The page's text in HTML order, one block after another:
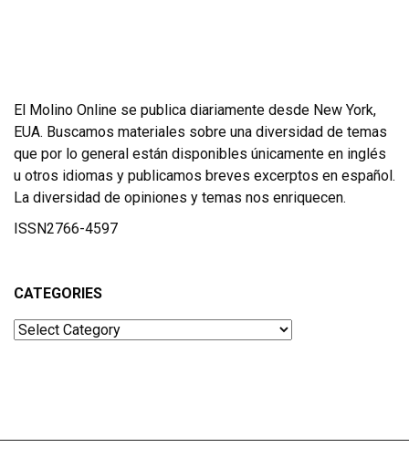
El Molino Online se publica diariamente desde New York,
EUA. Buscamos materiales sobre una diversidad de temas
que por lo general están disponibles únicamente en inglés
u otros idiomas y publicamos breves excerptos en español.
La diversidad de opiniones y temas nos enriquecen.
ISSN2766-4597
CATEGORIES
Categories